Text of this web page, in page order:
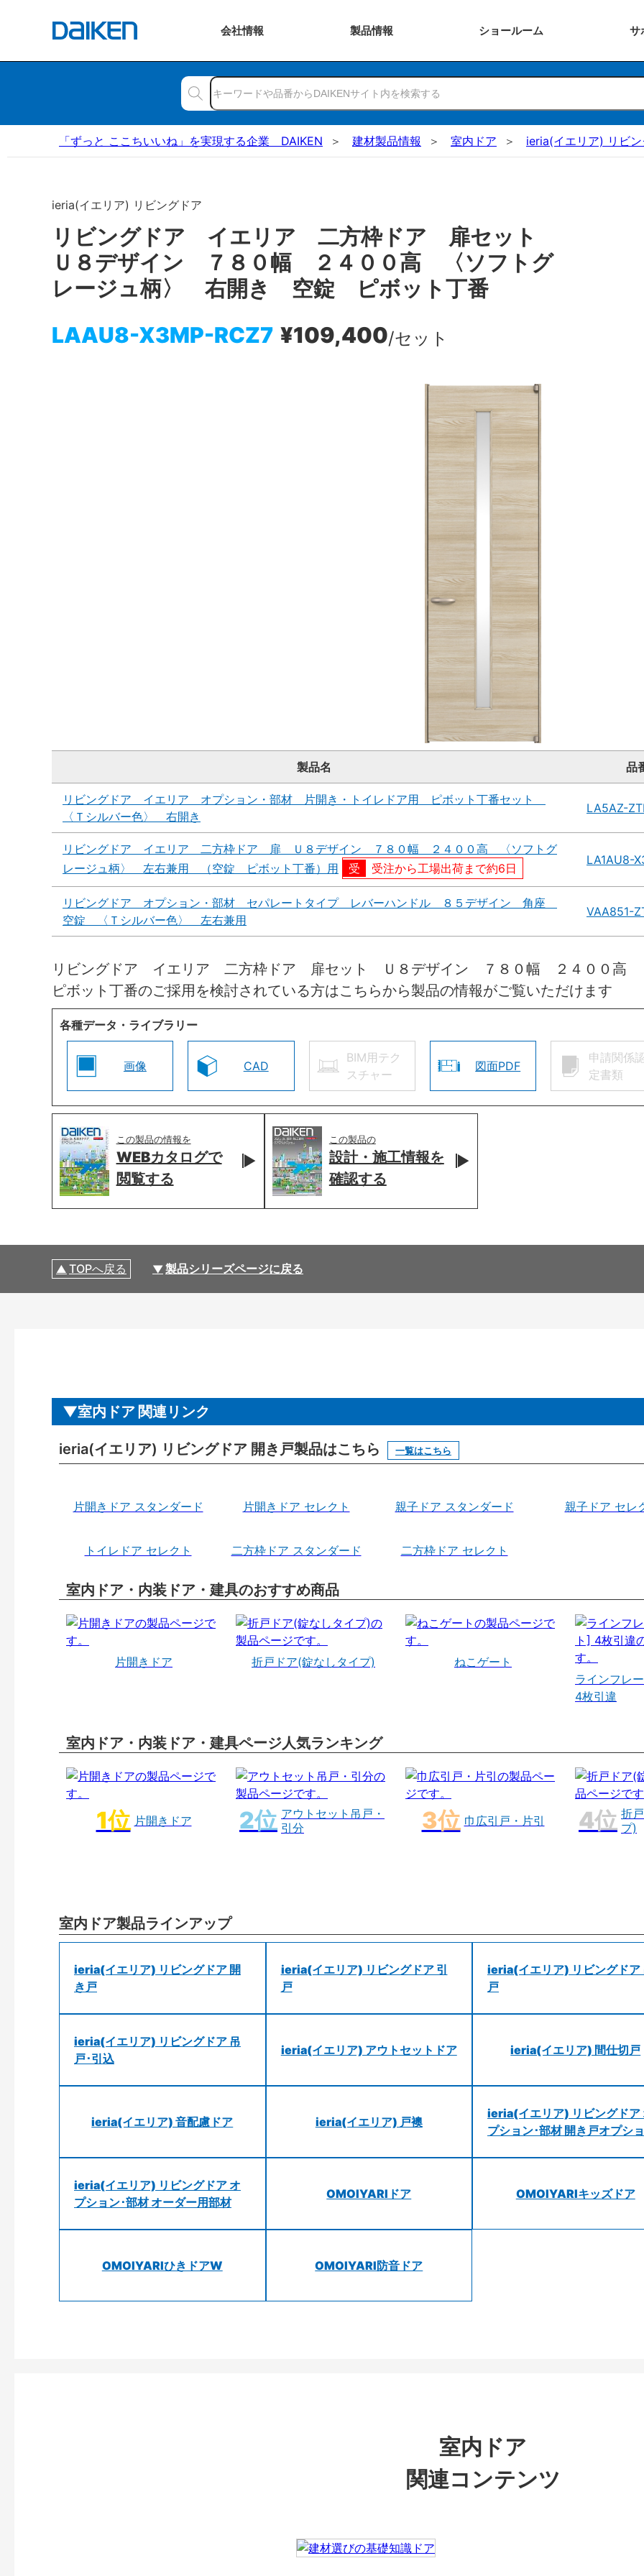
会社情報 製品情報 ショールーム サ
「ずっと ここちいいね」を実現する企業 DAIKEN 建材製品情報 室内ドア ieria(イエリア) リビ
ieria(イエリア) リビングドア
リビングドア イエリア 二方枠ドア 扉セット
Ｕ８デザイン ７８０幅 ２４００高 〈ソフトグ
レージュ柄〉 右開き 空錠 ピボット丁番
LAAU8-X3MP-RCZ7 ¥109,400/セット
製品名 品
リビングドア イエリア オプション・部材 片開き・トイレドア用 ピボット丁番セット
〈Ｔシルバー色〉 右開き
LA5AZ-
リビングドア イエリア 二方枠ドア 扉 Ｕ８デザイン ７８０幅 ２４００高 〈ソフトグ
レージュ柄〉 左右兼用 （空錠 ピボット丁番）用
受注から工場出荷まで約6日
LA1AU8-
リビングドア オプション・部材 セパレートタイプ レバーハンドル ８５デザイン 角座
空錠 〈Ｔシルバー色〉 左右兼用
VAA851-
リビングドア イエリア 二方枠ドア 扉セット Ｕ８デザイン ７８０幅 ２４００高
ピボット丁番のご採用を検討されている方はこちらから製品の情報がご覧いただけます
各種データ・ライブラリー
画像 CAD
BIM用テク
スチャー
図面PDF
申請関係
定書類
この製品の情報を
WEBカタログで
閲覧する
この製品の
設計・施工情報を
確認する
TOPへ戻る 製品シリーズページに戻る
室内ドア 関連リンク
ieria(イエリア) リビングドア 開き戸製品はこちら 一覧はこちら
片開きドア スタンダード 片開きドア セレクト 親子ドア スタンダード 親子ドア セレ
トイレドア セレクト 二方枠ドア スタンダード 二方枠ドア セレクト
室内ドア・内装ドア・建具のおすすめ商品
片開きドア 折戸ドア(錠なしタイプ)
ねこゲート
ラインフレ
4枚引違
室内ドア・内装ドア・建具ページ人気ランキング
片開きドア
アウトセット吊戸・
引分
巾広引戸・片引
折
プ)
室内ドア製品ラインアップ
ieria(イエリア) リビングドア 開
き戸
ieria(イエリア) リビングドア 引
戸
ieria(イエリア) リビングドア
戸
ieria(イエリア) リビングドア 吊
戸･引込
ieria(イエリア) アウトセットドア ieria(イエリア) 間仕切戸
ieria(イエリア) 音配慮ドア ieria(イエリア) 戸襖
ieria(イエリア) リビングドア
プション･部材 開き戸オプシ
ieria(イエリア) リビングドア オ
プション･部材 オーダー用部材
OMOIYARIドア OMOIYARIキッズドア
OMOIYARIひきドアW OMOIYARI防音ドア
室内ドア
関連コンテンツ